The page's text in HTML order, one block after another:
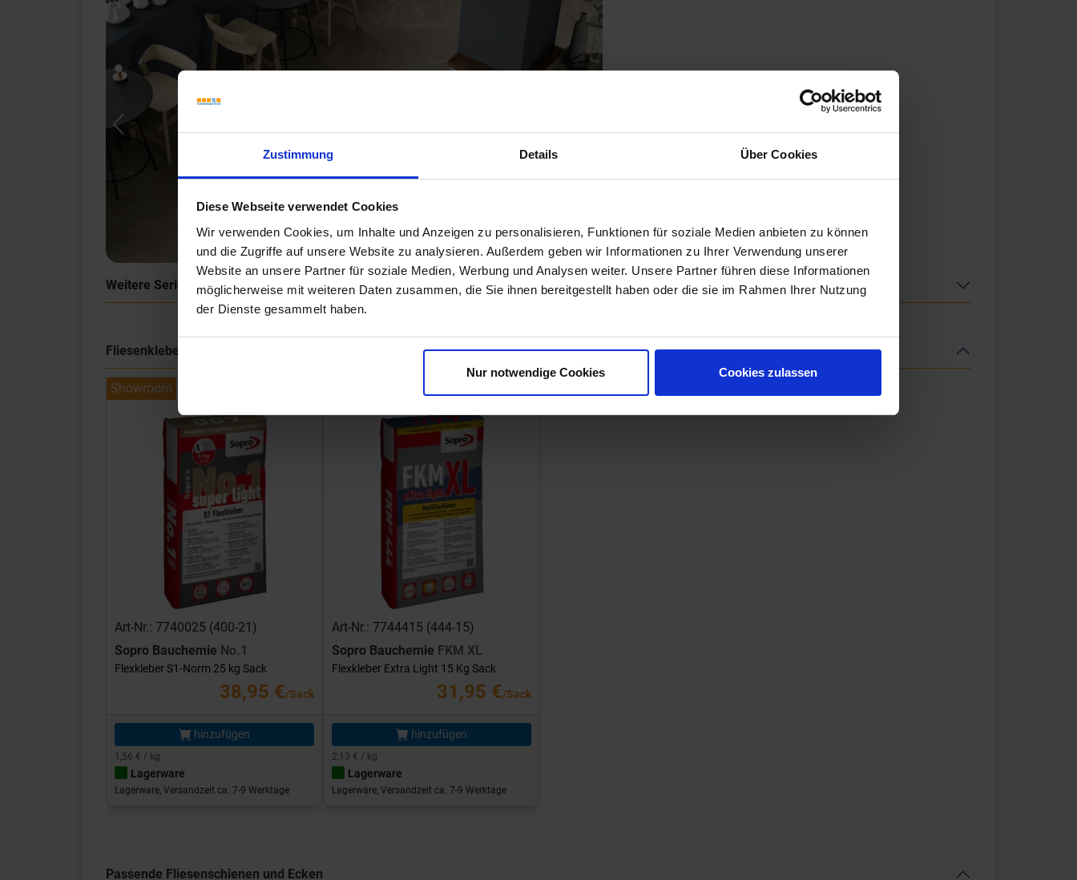
Zustimmung Details Über Cookies
Diese Webseite verwendet Cookies
Wir verwenden Cookies, um Inhalte und Anzeigen zu personalisieren, Funktionen für soziale Medien anbieten zu können
und die Zugriffe auf unsere Website zu analysieren. Außerdem geben wir Informationen zu Ihrer Verwendung unserer
Website an unsere Partner für soziale Medien, Werbung und Analysen weiter. Unsere Partner führen diese Informationen
möglicherweise mit weiteren Daten zusammen, die Sie ihnen bereitgestellt haben oder die sie im Rahmen Ihrer Nutzung
der Dienste gesammelt haben.
Nur notwendige Cookies Cookies zulassen
Previous Next
Weitere Serien von Coem
Fliesenkleber
Showroom
Art-Nr.: 7740025 (400-21)
Sopro Bauchemie No.1
Flexkleber S1-Norm 25 kg Sack
38,95 €/Sack
hinzufügen
1,56 € / kg
Lagerware
Lagerware, Versandzeit ca. 7-9 Werktage
Art-Nr.: 7744415 (444-15)
Sopro Bauchemie FKM XL
Flexkleber Extra Light 15 Kg Sack
31,95 €/Sack
hinzufügen
2,13 € / kg
Lagerware
Lagerware, Versandzeit ca. 7-9 Werktage
Passende Fliesenschienen und Ecken